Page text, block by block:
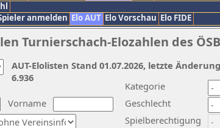
anmelden Elo AUT Elo Vorschau Elo FIDE
Turnierschach-Elozahlen des ÖSB
Vorname
Kategorie
Geschlecht
Spielberechtigung
AUT-Elolisten Stand 01.07.2026, letzte
6.936